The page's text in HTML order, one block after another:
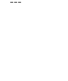
---